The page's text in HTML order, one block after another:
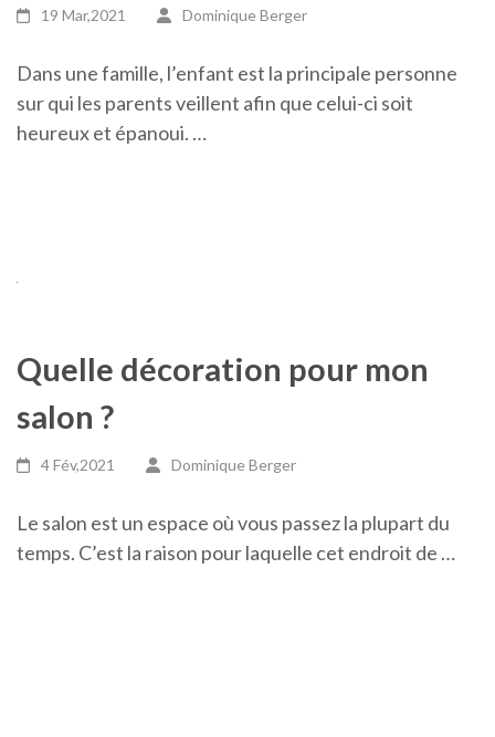
19 Mar,2021 Dominique Berger
Dans une famille, l’enfant est la principale personne
sur qui les parents veillent afin que celui-ci soit
heureux et épanoui. …
Quelle décoration pour mon
salon ?
4 Fév,2021 Dominique Berger
Le salon est un espace où vous passez la plupart du
temps. C’est la raison pour laquelle cet endroit de …